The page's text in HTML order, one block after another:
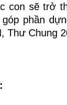
con sẽ trở
phần
Thư Chung